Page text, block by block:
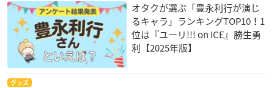
オタクが選ぶ「豊永利行が演じ
るキャラ」ランキングTOP10！1
位は『ユーリ!!! on ICE』勝生勇
利【2025年版】
グッズ